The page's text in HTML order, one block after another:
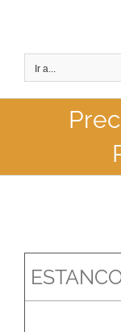
contenido
Ir a...